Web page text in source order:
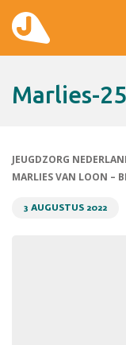
Marlies-
JEUGDZORG
MARLIES VAN LOON –
3 AUGUSTUS 2022